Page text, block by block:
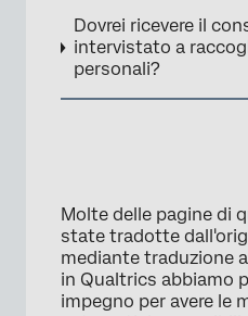
Dovrei ricevere il
intervistato a
personali?
Molte delle pagine di
state tradotte
mediante traduzione
in Qualtrics abbiamo
impegno per avere le